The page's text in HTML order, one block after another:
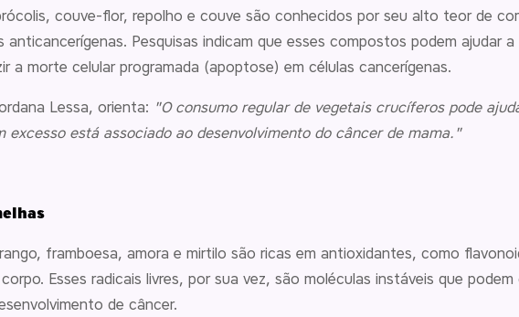
couve-flor, repolho e couve são conhecidos por seu alto teor de
anticancerígenas. Pesquisas indicam que esses compostos podem ajudar
a morte celular programada (apoptose) em células cancerígenas.
Lessa, orienta: "O consumo regular de vegetais crucíferos pode
excesso está associado ao desenvolvimento do câncer de mama."
framboesa, amora e mirtilo são ricas em antioxidantes, como
Esses radicais livres, por sua vez, são moléculas instáveis que
de câncer.